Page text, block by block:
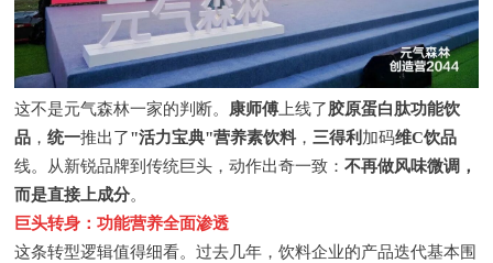
这不是元气森林一家的判断。 康师傅上线了胶原蛋白肽功能饮
品 ，统一推出了"活力宝典"营养素饮料 ，三得利 加码维C饮品
线。从新锐品牌到传统巨头，动作出奇一致：不再做风味微调，
而是直接上成分。
巨头转身：功能营养全面渗透
这条转型逻辑值得细看。过去几年，饮料企业的产品迭代基本围